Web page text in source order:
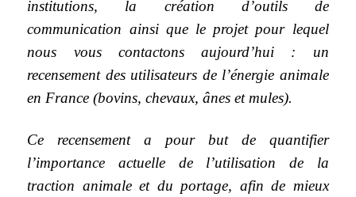
institutions, la création d’outils de
communication ainsi que le projet pour lequel
nous vous contactons aujourd’hui : un
recensement des utilisateurs de l’énergie animale
en France (bovins, chevaux, ânes et mules).
Ce recensement a pour but de quantifier
l’importance actuelle de l’utilisation de la
traction animale et du portage, afin de mieux